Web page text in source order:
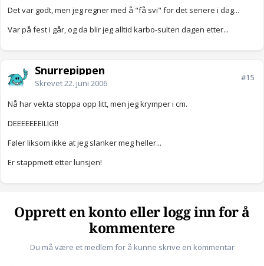
Det var godt, men jeg regner med å "få svi" for det senere i dag...
Var på fest i går, og da blir jeg alltid karbo-sulten dagen etter...
Snurrepippen
Skrevet22. juni 2006
#15
Nå har vekta stoppa opp litt, men jeg krymper i cm.
DEEEEEEEILIG!!
Føler liksom ikke at jeg slanker meg heller...
Er stappmett etter lunsjen!
Opprett en konto eller logg inn for å
kommentere
Du må være et medlem for å kunne skrive en kommentar